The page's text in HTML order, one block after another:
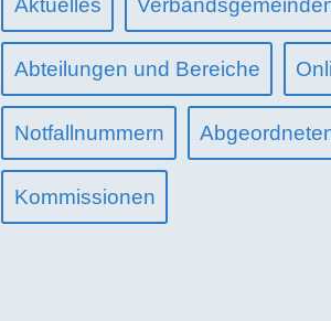
Aktuelles
Abteilungen und Bereiche
Notfallnummern
Kommissionen